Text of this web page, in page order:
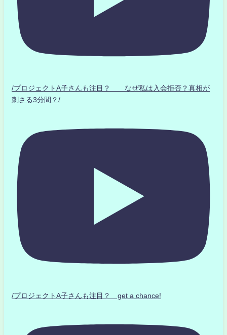
/プロジェクトA子さんも注目？ なぜ私は入会拒否？真相が
刺さる3分間？/
/プロジェクトA子さんも注目？ get a chance!